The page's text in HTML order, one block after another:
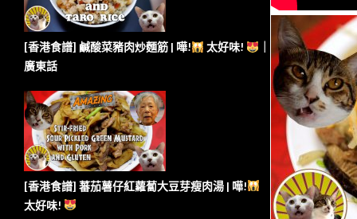
[香港食譜] 鹹酸菜豬肉炒麵筋 | 嘩! 太好味!
廣東話
[香港食譜] 蕃茄薯仔紅蘿蔔大豆芽瘦肉湯 | 嘩!
太好味!